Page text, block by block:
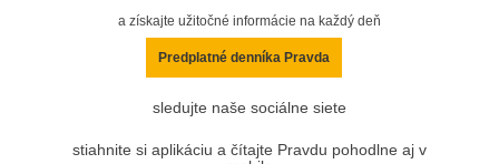
a získajte užitočné informácie na každý deň
Predplatné denníka Pravda
sledujte naše sociálne siete
stiahnite si aplikáciu a čítajte Pravdu pohodlne aj v